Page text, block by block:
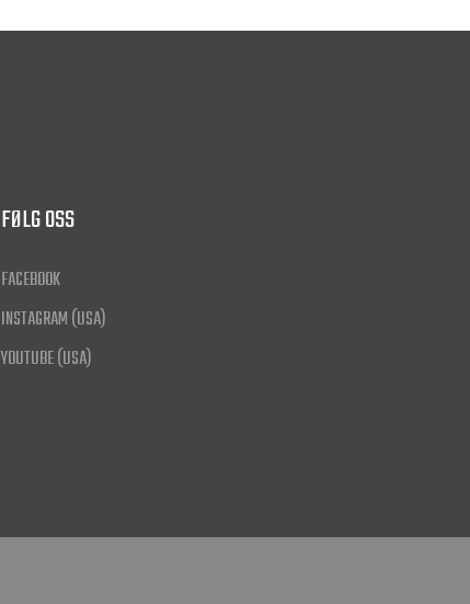
FØLG OSS
FACEBOOK
INSTAGRAM (USA)
YOUTUBE (USA)